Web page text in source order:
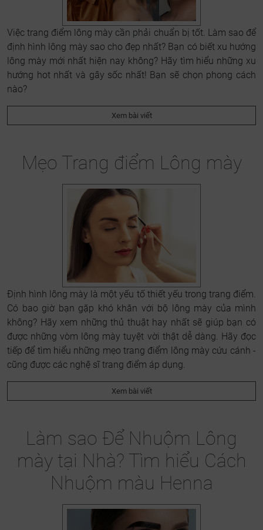
Việc trang điểm lông mày cần phải chuẩn bị tốt. Làm sao để
định hình lông mày sao cho đẹp nhất? Bạn có biết xu hướng
lông mày mới nhất hiện nay không? Hãy tìm hiểu những xu
hướng hot nhất và gây sốc nhất! Bạn sẽ chọn phong cách
nào?
Xem bài viết
Mẹo Trang điểm Lông mày
Định hình lông mày là một yếu tố thiết yếu trong trang điểm.
Có bao giờ bạn gặp khó khăn với bộ lông mày của mình
không? Hãy xem những thủ thuật hay nhất sẽ giúp bạn có
được những vòm lông mày tuyệt vời thật dễ dàng. Hãy đọc
tiếp để tìm hiểu những mẹo trang điểm lông mày cứu cánh -
cũng được các nghệ sĩ trang điểm áp dụng.
Xem bài viết
Làm sao Để Nhuộm Lông
mày tại Nhà? Tìm hiểu Cách
Nhuộm màu Henna